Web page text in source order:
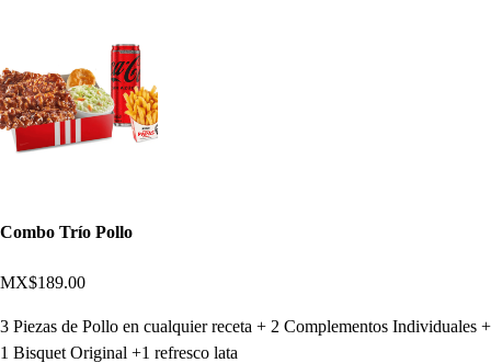
Combo Trío Pollo
MX$189.00
3 Piezas de Pollo en cualquier receta + 2 Complementos Individuales +
1 Bisquet Original +1 refresco lata